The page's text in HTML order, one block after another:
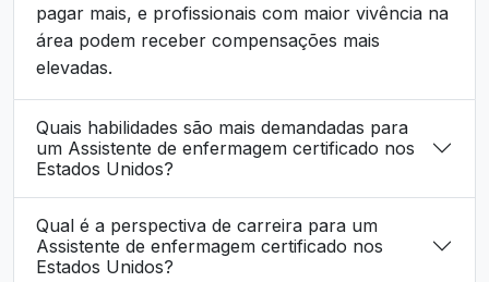
pagar mais, e profissionais com maior vivência na
área podem receber compensações mais
elevadas.
Quais habilidades são mais demandadas para
um Assistente de enfermagem certificado nos
Estados Unidos?
Qual é a perspectiva de carreira para um
Assistente de enfermagem certificado nos
Estados Unidos?